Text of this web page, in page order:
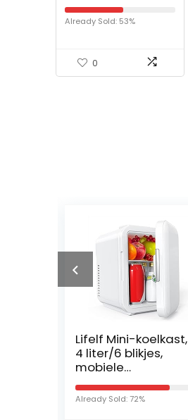
voor kleine
huishoudens,
ruimtebesparend
en buiten, droogrek
voor de was
Already Sold: 53%
0
Lifelf Mini-koelkast,
4 liter/6 blikjes,
mobiele
autokoelkast met
koel- en
verwarmingsfunctie
Already Sold: 72%